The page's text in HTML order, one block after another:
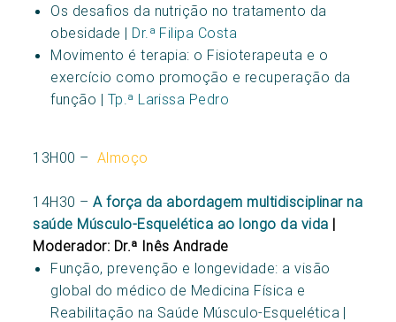
Os desafios da nutrição no tratamento da
obesidade | Dr.ª Filipa Costa
Movimento é terapia: o Fisioterapeuta e o
exercício como promoção e recuperação da
função | Tp.ª Larissa Pedro
13H00 – Almoço
14H30 –A força da abordagem multidisciplinar na
saúde Músculo-Esquelética ao longo da vida |
Moderador: Dr.ª Inês Andrade
Função, prevenção e longevidade: a visão
global do médico de Medicina Física e
Reabilitação na Saúde Músculo-Esquelética |